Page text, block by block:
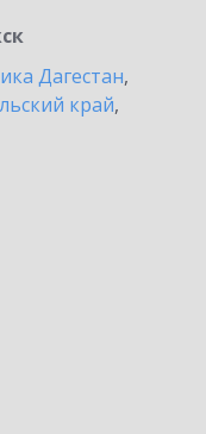
Дагестан,
край,